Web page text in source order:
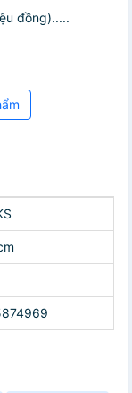
đồng).....